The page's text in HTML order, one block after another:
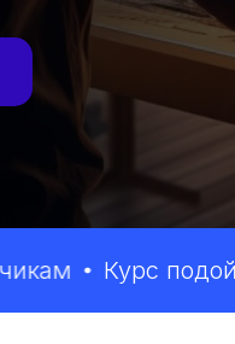
Курс подойдет: